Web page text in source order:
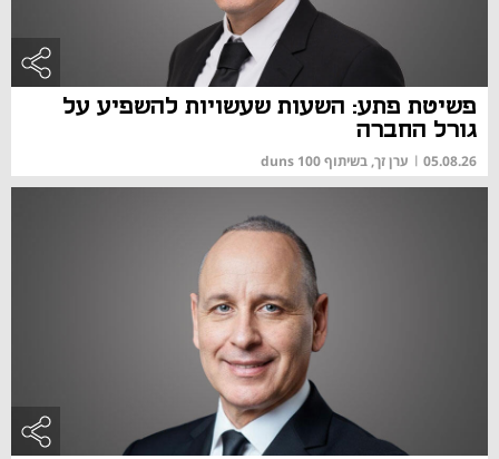
פשיטת פתע: השעות שעשויות להשפיע על
גורל החברה
05.08.26
| ערן זך, בשיתוף duns 100